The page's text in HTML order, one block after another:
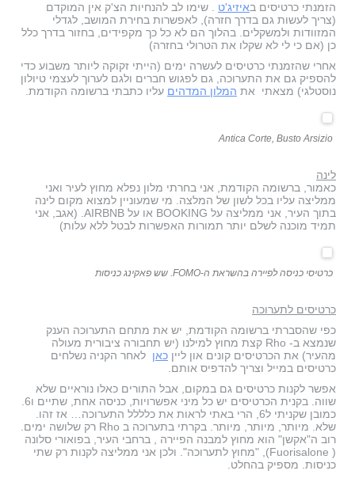
הזמנתי כרטיסים באיזיג'ט . שימו לב להנחיות הצ'ק אין המוקדם
(צריך לעשות גם בדרך חזרה), לאפשרות בחירת המושב, לגדלי
המזוודות ולמשקלים. בהלוך הם לא כל כך מקפידים, בחזור בדרך כלל
כן (אם כי לי לא שקלו את הטרולי בחזרה)
אחרי שהזמנתי כרטיסים לעשרה ימים (הייתי זקוקה ליותר משבוע כדי
להספיק גם את התערוכה, גם לפגוש חברים ולגם לערוך לעצמי טיולון
נוסטלגי) מצאתי את המלון המדהים עליו כתבתי ברשומה הקודמת.
Antica Corte, Busto Arsizio
לינה
כאמור, ברשומה הקודמת, אני בחרתי מלון נפלא מחוץ לעיר ואני
ממליצה עליו בכל לשון של המלצה. מי שמעוניין למצוא מקום לינה
בתוך העיר, אני ממליצה על BOOKING או על AIRBNB. (אגב, אני
תמיד מוכנה לשלם יותר תמורות האפשרות לבטל ללא עלות)
כרטיסי כניסה לפיירה בהשראת ה-FOMO. שש פאקינג כניסות
כרטיסים לתערוכה
כפי שהסברתי ברשומה הקודמת, יש את מתחם התערוכה הענק
שנמצא ב- Rho קצת מחוץ למילנו (יש תחבורה ציבורית מעולה
מהעיר) את הכרטיסים קונים און ליין כאן לאחר הקניה נשלחים
כרטיסים במייל וצריך להדפיס אותם.
אפשר לקנות כרטיסים גם במקום, אבל התורים כאלו נוראיים שלא
שווה. בקנית הכרטיסים יש כל מיני אפשרויות, כניסה אחת, שתיים ו6.
כמובן שקניתי ל6, הרי באתי לראות את כלללל התערוכה… אז זהו.
שלא. מיותר, מיותר, מיותר. בקרתי בתערוכה ב Rho רק שלושה ימים.
רוב ה"אקשן" הוא מחוץ למבנה הפיירה , ברחבי העיר, בפואורי סלונה
( Fuorisalone), "מחוץ לתערוכה". ולכן אני ממליצה לקנות רק שתי
כניסות. מספיק בהחלט.